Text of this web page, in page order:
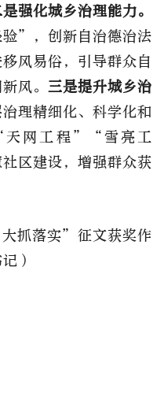
强化城乡治理能力。
”，创新自治德治法
风易俗，引导群众自
风。 三是提升城乡治
理精细化、科学化和
天网工程”“雪亮工
区建设，增强群众获
抓落实”征文获奖作
）